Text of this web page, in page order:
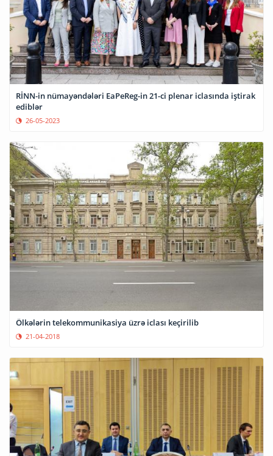
RİNN-in nümayəndələri EaPeReg-in 21-ci plenar iclasında iştirak
ediblər
26-05-2023
Ölkələrin telekommunikasiya üzrə iclası keçirilib
21-04-2018